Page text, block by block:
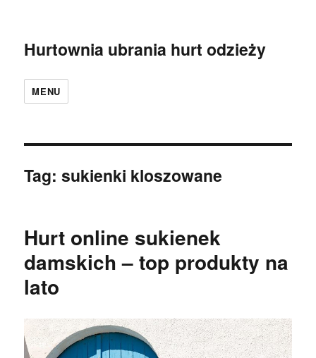
Hurtownia ubrania hurt odzieży
MENU
Tag:sukienki kloszowane
Hurt online sukienek
damskich – top produkty na
lato